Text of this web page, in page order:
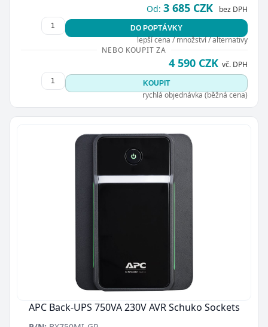
Od: 3 685 CZK bez DPH
DO POPTÁVKY
lepší cena / množství / alternativy
NEBO KOUPIT ZA
4 590 CZK vč. DPH
KOUPIT
rychlá objednávka (běžná cena)
APC Back-UPS 750VA 230V AVR Schuko Sockets